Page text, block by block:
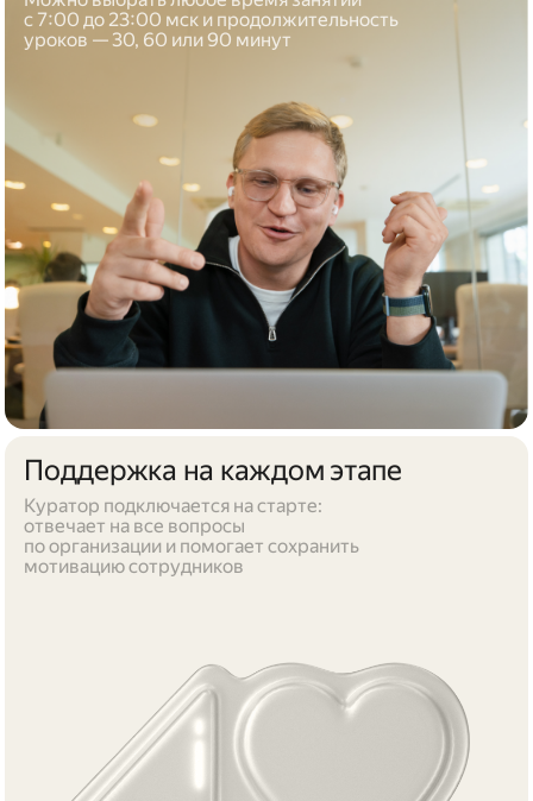
с 7:00 до 23:00 мск и продолжительность
уроков — 30, 60 или 90 минут
Поддержка на каждом этапе
Куратор подключается на старте:
отвечает на все вопросы
по организации и помогает сохранить
мотивацию сотрудников